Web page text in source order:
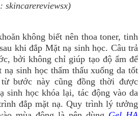
skincarereviewsx)
không biết nên thoa toner, tinh
khi đắp Mặt nạ sinh học. Câu trả
bởi không chỉ giúp tạo độ ẩm để
sinh học thẩm thấu xuống da tốt
bước này cũng đồng thời được
sinh học khóa lại, tác động vào da
đắp mặt nạ. Quy trình lý tưởng